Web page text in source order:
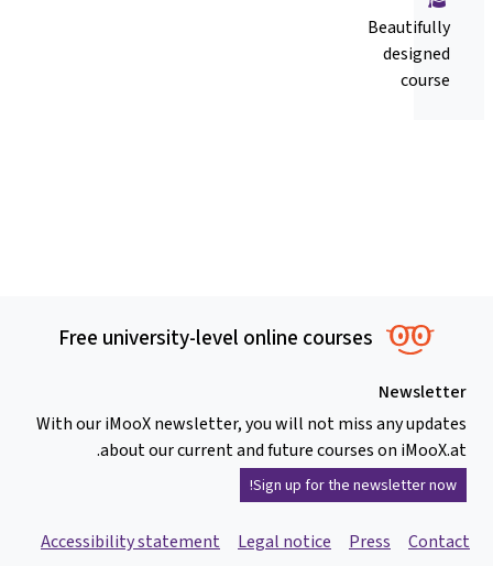
Beautifully
designed
course
Free university-level online courses
Newsletter
With our iMooX newsletter, you will not miss any updates
about our current and future courses on iMooX.at.
Sign up for the newsletter now!
Contact
Press
Legal notice
Accessibility statement